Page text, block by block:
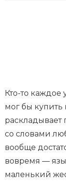
Кто-то каждое
мог бы купить
раскладывает
со словами
вообще
вовремя —
маленький